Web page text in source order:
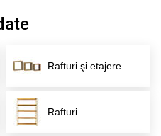
Rafturi şi etajere
Rafturi